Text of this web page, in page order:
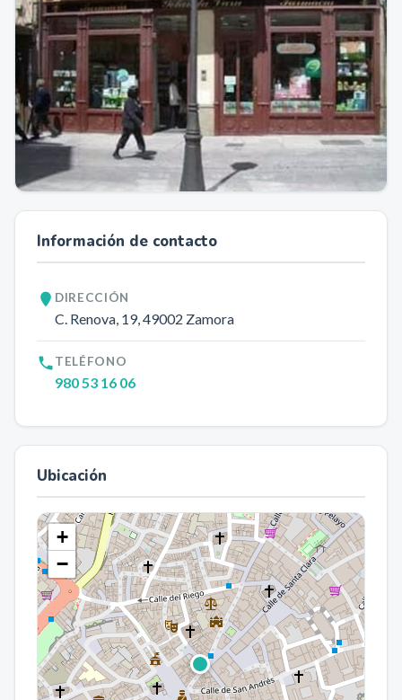
Información de contacto
DIRECCIÓN
C. Renova, 19, 49002 Zamora
TELÉFONO
980 53 16 06
Ubicación
+
−